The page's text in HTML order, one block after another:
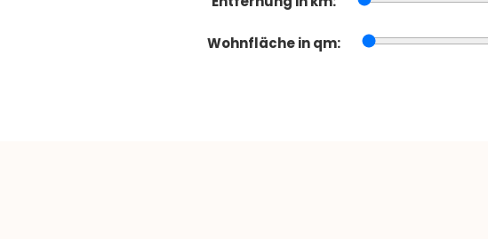
Wohnfläche in qm: